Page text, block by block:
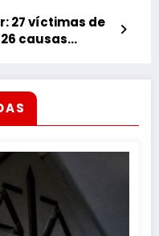
27 víctimas de
causas